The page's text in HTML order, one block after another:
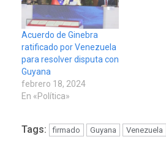
Acuerdo de Ginebra
ratificado por Venezuela
para resolver disputa con
Guyana
febrero 18, 2024
En «Política»
Tags: firmado Guyana Venezuela